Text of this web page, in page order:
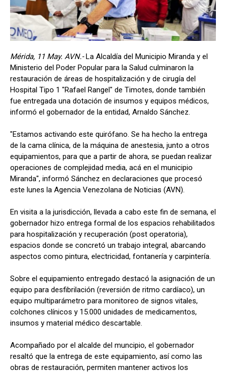
Mérida, 11 May. AVN.-La Alcaldía del Municipio Miranda y el
Ministerio del Poder Popular para la Salud culminaron la
restauración de áreas de hospitalización y de cirugía del
Hospital Tipo 1 "Rafael Rangel" de Timotes, donde también
fue entregada una dotación de insumos y equipos médicos,
informó el gobernador de la entidad, Arnaldo Sánchez.
"Estamos activando este quirófano. Se ha hecho la entrega
de la cama clínica, de la máquina de anestesia, junto a otros
equipamientos, para que a partir de ahora, se puedan realizar
operaciones de complejidad media, acá en el municipio
Miranda", informó Sánchez en declaraciones que procesó
este lunes la Agencia Venezolana de Noticias (AVN).
En visita a la jurisdicción, llevada a cabo este fin de semana, el
gobernador hizo entrega formal de los espacios rehabilitados
para hospitalización y recuperación (post operatoria),
espacios donde se concretó un trabajo integral, abarcando
aspectos como pintura, electricidad, fontanería y carpintería.
Sobre el equipamiento entregado destacó la asignación de un
equipo para desfibrilación (reversión de ritmo cardíaco), un
equipo multiparámetro para monitoreo de signos vitales,
colchones clínicos y 15.000 unidades de medicamentos,
insumos y material médico descartable.
Acompañado por el alcalde del muncipio, el gobernador
resaltó que la entrega de este equipamiento, así como las
obras de restauración, permiten mantener activos los